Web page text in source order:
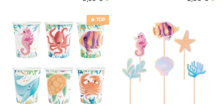
🔥 TOP